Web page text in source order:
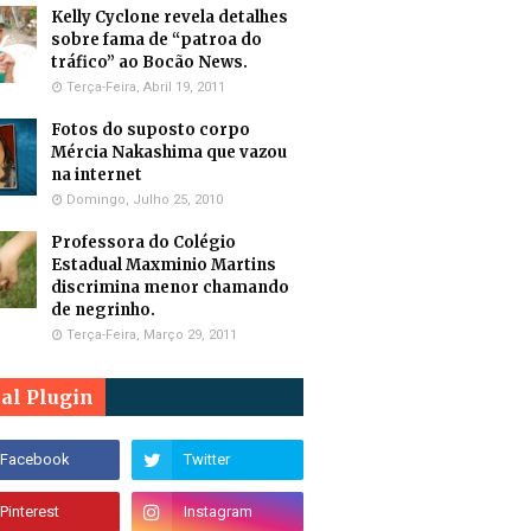
Kelly Cyclone revela detalhes
sobre fama de “patroa do
tráfico” ao Bocão News.
Terça-Feira, Abril 19, 2011
Fotos do suposto corpo
Mércia Nakashima que vazou
na internet
Domingo, Julho 25, 2010
Professora do Colégio
Estadual Maxminio Martins
discrimina menor chamando
de negrinho.
Terça-Feira, Março 29, 2011
Plugin